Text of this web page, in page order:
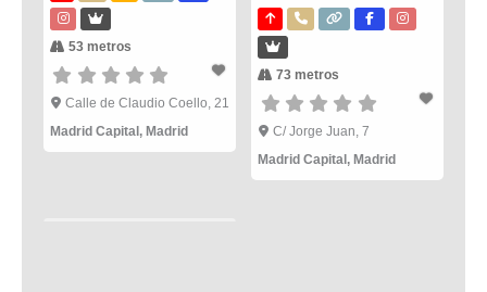
53 metros
Calle de Claudio Coello, 21
Madrid Capital, Madrid
73 metros
C/ Jorge Juan, 7
Madrid Capital,Madrid